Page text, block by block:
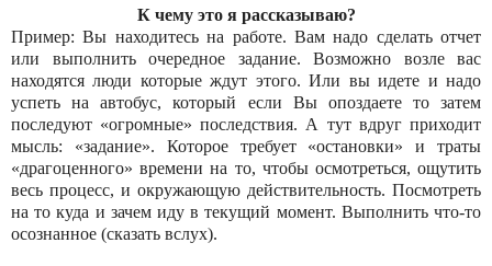
К чему это я рассказываю?
Пример: Вы находитесь на работе. Вам надо сделать отчет
или выполнить очередное задание. Возможно возле вас
находятся люди которые ждут этого. Или вы идете и надо
успеть на автобус, который если Вы опоздаете то затем
последуют «огромные» последствия. А тут вдруг приходит
мысль: «задание». Которое требует «остановки» и траты
«драгоценного» времени на то, чтобы осмотреться, ощутить
весь процесс, и окружающую действительность. Посмотреть
на то куда и зачем иду в текущий момент. Выполнить что-то
осознанное (сказать вслух).